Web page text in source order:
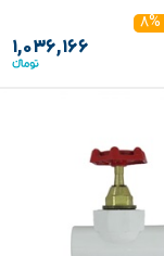
۸%
۱,۰۳۶,۱۶۶